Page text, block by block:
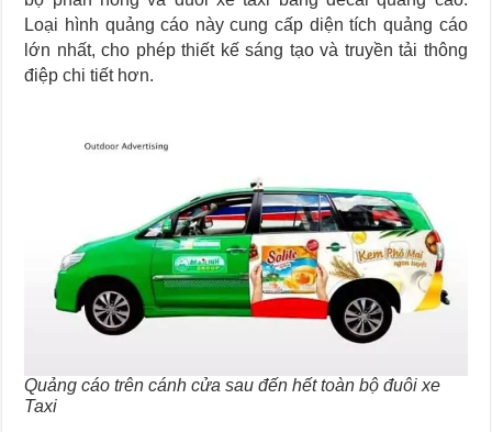
Loại hình quảng cáo này cung cấp diện tích quảng cáo
lớn nhất, cho phép thiết kế sáng tạo và truyền tải thông
điệp chi tiết hơn.
Quảng cáo trên cánh cửa sau đến hết toàn bộ đuôi xe
Taxi